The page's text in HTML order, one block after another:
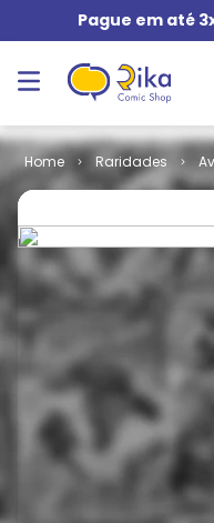
Pague em até
Raridades